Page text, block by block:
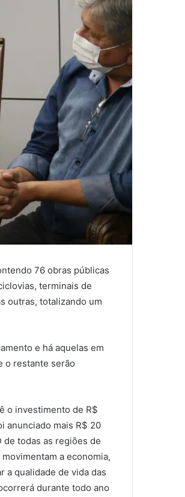
76 obras públicas
terminais de
outras, totalizando um
e há aquelas em
o restante serão
o investimento de R$
anunciado mais R$ 20
de todas as regiões de
a economia,
a qualidade de vida das
durante todo ano